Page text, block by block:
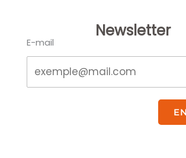
Newsletter
E-mail